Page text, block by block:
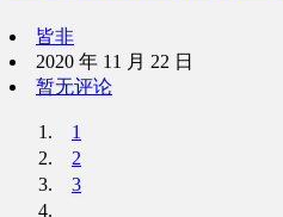
皆非
2020 年 11 月 22 日
暂无评论
1
2
3